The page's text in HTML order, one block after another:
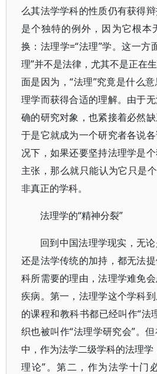
么其法学学科的性质仍有获得
是个独特的例外，因为它根本
换：法理学=“法理”学。这一方
理”并不是法律，尤其不是正在
面是因为，“法理”究竟是什么
理学而获得合适的理解。由于
确的研究对象，也紧接着必然
于是它就成为一个研究者各说
况下，如果还要坚持法理学是
主张，那么就只能认为它只是
非真正的学科。
法理学的“精神分裂”
回到中国法理学现实，无
还是法学传统的加持，都无法
科所需要的理由，法理学难免
疾病。第一，法理学这个学科
的课程和教科书都已经叫作“法
织也被叫作“法理学研究会”。
中，作为法学二级学科的法理学
理论”。第二，作为法学十门